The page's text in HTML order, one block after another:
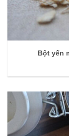
Bột yến